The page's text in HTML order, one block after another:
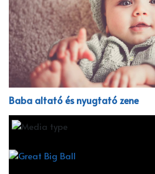
Baba altató és nyugtató zene